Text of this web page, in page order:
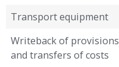
Transport equipment
Writeback of provisions
and transfers of costs